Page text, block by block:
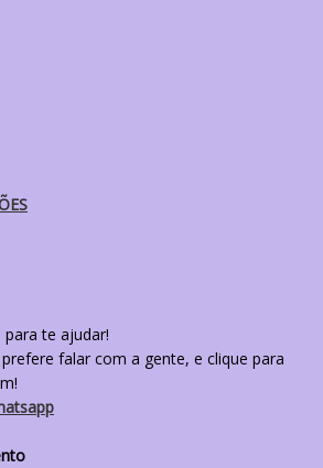
te ajudar!
falar com a gente, e clique para